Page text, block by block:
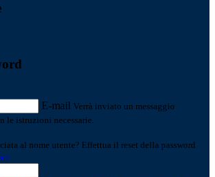
E-mail Verrà inviato un messaggio
istruzioni necessarie.
al nome utente? Effettua il reset della password